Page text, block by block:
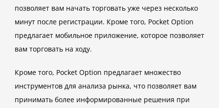
позволяет вам начать торговать уже через несколько
минут после регистрации. Кроме того, Pocket Option
предлагает мобильное приложение, которое позволяет
вам торговать на ходу.
Кроме того, Pocket Option предлагает множество
инструментов для анализа рынка, что позволяет вам
принимать более информированные решения при